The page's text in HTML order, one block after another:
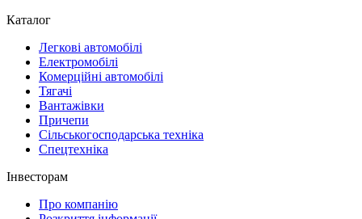
Каталог
Легкові автомобілі
Електромобілі
Комерційні автомобілі
Тягачі
Вантажівки
Причепи
Сільськогосподарська техніка
Спецтехніка
Інвесторам
Про компанію